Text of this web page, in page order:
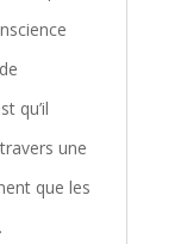
qu’il
une
que les